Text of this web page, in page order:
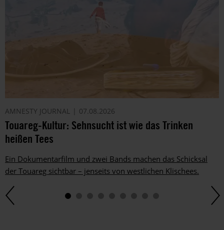
AMNESTY JOURNAL 07.08.2026
Touareg-Kultur: Sehnsucht ist wie das Trinken
heißen Tees
Ein Dokumentarfilm und zwei Bands machen das Schicksal
der Touareg sichtbar – jenseits von westlichen Klischees.